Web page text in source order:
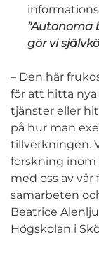
”Autonoma
gör vi
– Den här
för att hitta
tjänster eller
på hur man
tillverkningen.
forskning inom
med oss av
samarbeten
Beatrice
Högskolan i